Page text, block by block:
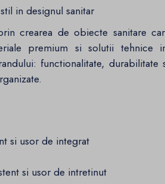
in designul sanitar
crearea de obiecte sanitare
premium si solutii tehnice
functionalitate, durabilitate
si usor de integrat
si usor de intretinut